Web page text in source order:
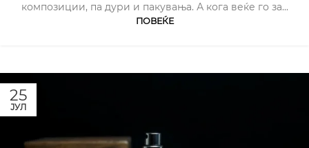
композиции, па дури и пакувања. А кога веќе го за...
ПОВЕЌЕ
25
ЈУЛ